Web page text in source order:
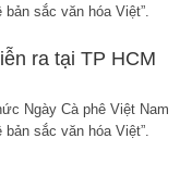
sắc văn hóa Việt”.
ra tại TP HCM
Ngày Cà phê Việt Nam
sắc văn hóa Việt”.